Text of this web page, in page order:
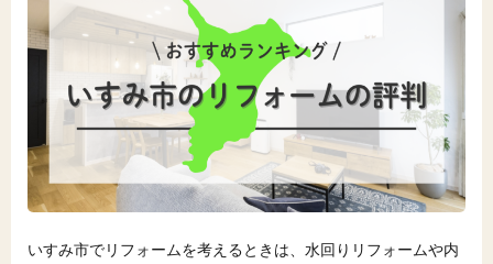
いすみ市でリフォームを考えるときは、水回りリフォームや内